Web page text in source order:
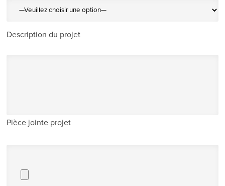
Description du projet
Pièce jointe projet